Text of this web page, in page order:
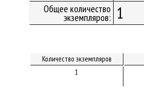
Общее количество
экземпляров: 1
Количество экземпляров
1